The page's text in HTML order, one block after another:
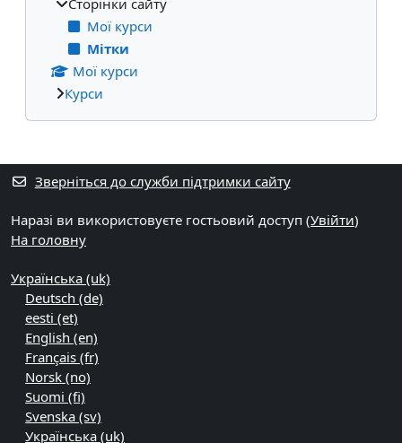
Мої курси
Мітки
Мої курси
Курси
Додаткові блоки
Зверніться до служби підтримки сайту
Наразі ви використовуєте гостьовий доступ (Увійти)
На головну
Українська ‎(uk)‎
Deutsch ‎(de)‎
eesti ‎(et)‎
English ‎(en)‎
Français ‎(fr)‎
Norsk ‎(no)‎
Suomi ‎(fi)‎
Svenska ‎(sv)‎
Українська ‎(uk)‎